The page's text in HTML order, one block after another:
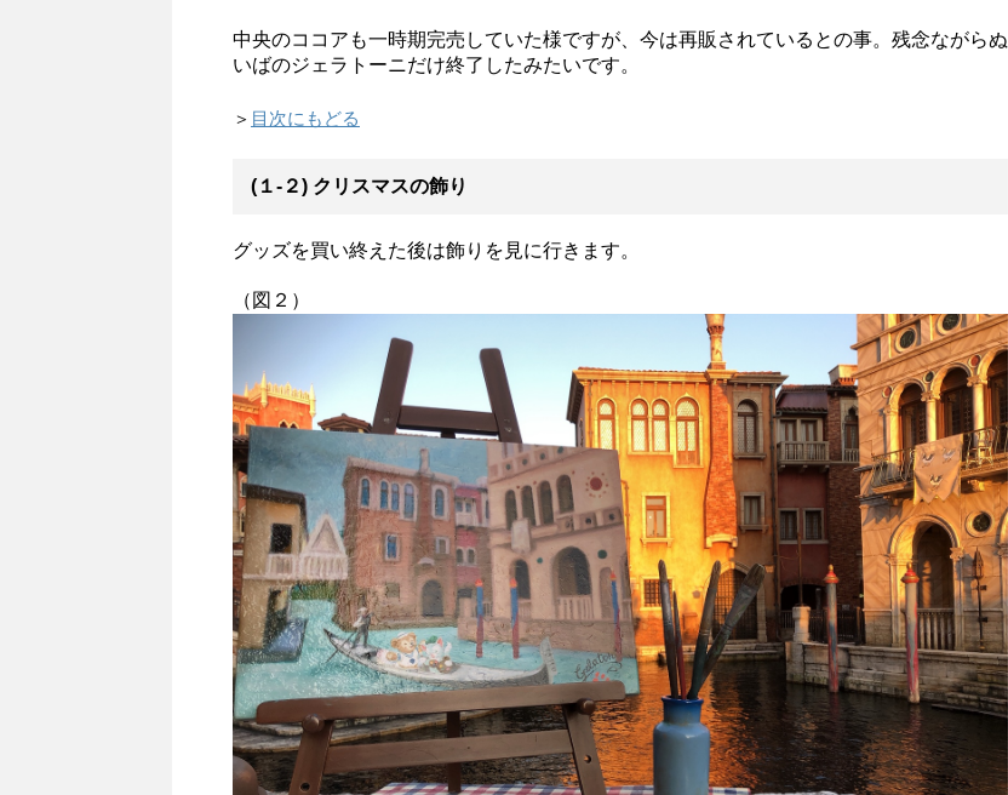
中央のココアも一時期完売していた様ですが、今は再販されているとの事。残念ながらぬ
いばのジェラトーニだけ終了したみたいです。
＞ 目次にもどる
(１-２) クリスマスの飾り
グッズを買い終えた後は飾りを見に行きます。
（図２）